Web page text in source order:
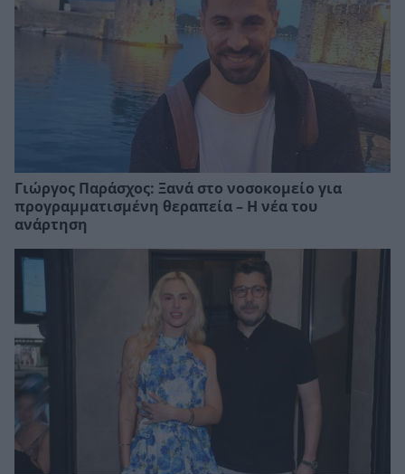
Γιώργος Παράσχος: Ξανά στο νοσοκομείο για
προγραμματισμένη θεραπεία – Η νέα του
ανάρτηση